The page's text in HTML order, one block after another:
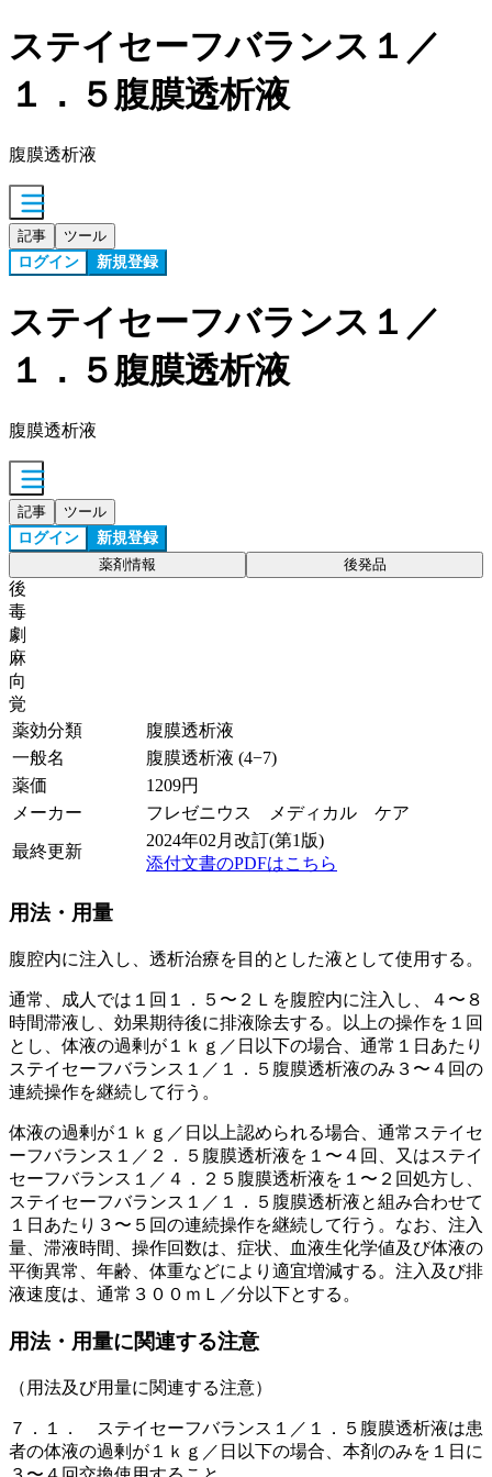
ステイセーフバランス１／
１．５腹膜透析液
腹膜透析液
記事 ツール
ログイン 新規登録
ステイセーフバランス１／
１．５腹膜透析液
腹膜透析液
記事 ツール
ログイン 新規登録
薬剤情報 後発品
後
毒
劇
麻
向
覚
薬効分類
腹膜透析液
一般名
腹膜透析液 (4−7)
薬価
1209円
メーカー
フレゼニウス メディカル ケア
最終更新
2024年02月改訂(第1版)
添付文書のPDFはこちら
用法・用量
腹腔内に注入し、透析治療を目的とした液として使用する。
通常、成人では１回１．５〜２Ｌを腹腔内に注入し、４〜８
時間滞液し、効果期待後に排液除去する。以上の操作を１回
とし、体液の過剰が１ｋｇ／日以下の場合、通常１日あたり
ステイセーフバランス１／１．５腹膜透析液のみ３〜４回の
連続操作を継続して行う。
体液の過剰が１ｋｇ／日以上認められる場合、通常ステイセ
ーフバランス１／２．５腹膜透析液を１〜４回、又はステイ
セーフバランス１／４．２５腹膜透析液を１〜２回処方し、
ステイセーフバランス１／１．５腹膜透析液と組み合わせて
１日あたり３〜５回の連続操作を継続して行う。なお、注入
量、滞液時間、操作回数は、症状、血液生化学値及び体液の
平衡異常、年齢、体重などにより適宜増減する。注入及び排
液速度は、通常３００ｍＬ／分以下とする。
用法・用量に関連する注意
（用法及び用量に関連する注意）
７．１． ステイセーフバランス１／１．５腹膜透析液は患
者の体液の過剰が１ｋｇ／日以下の場合、本剤のみを１日に